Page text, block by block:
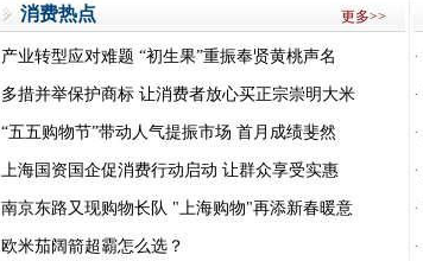
消费热点 更多>>
产业转型应对难题 “初生果”重振奉贤黄桃声名
多措并举保护商标 让消费者放心买正宗崇明大米
“五五购物节”带动人气提振市场 首月成绩斐然
上海国资国企促消费行动启动 让群众享受实惠
南京东路又现购物长队 "上海购物"再添新春暖意
欧米茄阔箭超霸怎么选？
·
·
·
·
·
·